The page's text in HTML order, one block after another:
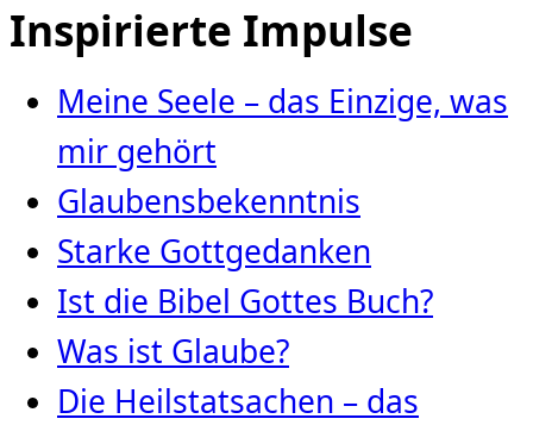
Inspirierte Impulse
Meine Seele – das Einzige, was
mir gehört
Glaubensbekenntnis
Starke Gottgedanken
Ist die Bibel Gottes Buch?
Was ist Glaube?
Die Heilstatsachen – das